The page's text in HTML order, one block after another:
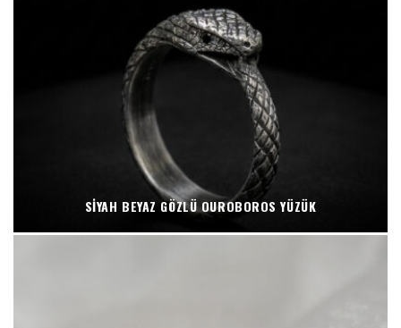
SIYAH BEYAZ GÖZLÜ OUROBOROS YÜZÜK